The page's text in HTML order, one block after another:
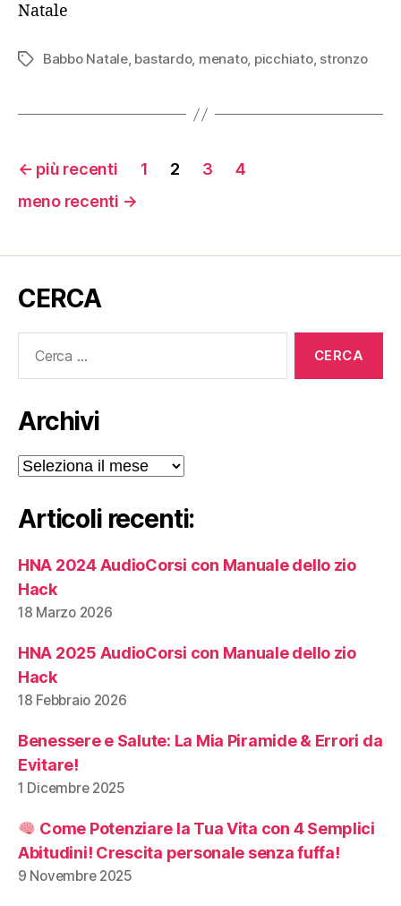
Natale
Tag Babbo Natale, bastardo, menato, picchiato, stronzo
Paginazione
degli
← più recenti 1 2 3
4
meno recenti →
CERCA
Archivi
Archivi
Articoli recenti:
HNA 2024 AudioCorsi con Manuale dello zio
Hack
18 Marzo 2026
HNA 2025 AudioCorsi con Manuale dello zio
Hack
18 Febbraio 2026
Benessere e Salute: La Mia Piramide & Errori da
Evitare!
1 Dicembre 2025
Come Potenziare la Tua Vita con 4 Semplici
Abitudini! Crescita personale senza fuffa!
9 Novembre 2025